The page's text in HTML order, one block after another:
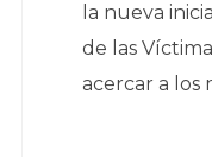
la nueva
de las
acercar a los